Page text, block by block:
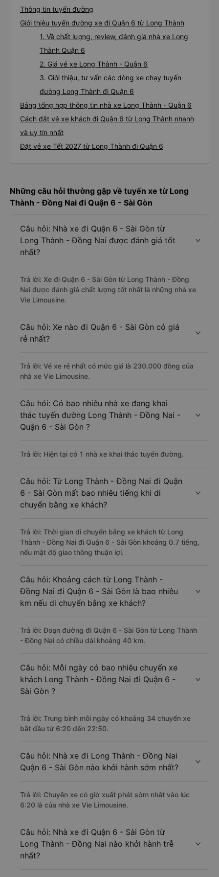
Thông tin tuyến đường
Giới thiệu tuyến đường xe đi Quận 6 từ Long Thành
1. Về chất lượng, review, đánh giá nhà xe Long
Thành Quận 6
2. Giá vé xe Long Thành - Quận 6
3. Giới thiệu, tư vấn các dòng xe chạy tuyến
đường Long Thành đi Quận 6
Bảng tổng hợp thông tin nhà xe Long Thành - Quận 6
Cách đặt vé xe khách đi Quận 6 từ Long Thành nhanh
và uy tín nhất
Đặt vé xe Tết 2027 từ Long Thành đi Quận 6
Những câu hỏi thường gặp về tuyến xe từ Long
Thành - Đồng Nai đi Quận 6 - Sài Gòn
Câu hỏi: Nhà xe đi Quận 6 - Sài Gòn từ
Long Thành - Đồng Nai được đánh giá tốt
nhất?
Trả lời: Xe đi Quận 6 - Sài Gòn từ Long Thành - Đồng
Nai được đánh giá chất lượng tốt nhất là những nhà xe
Vie Limousine.
Câu hỏi: Xe nào đi Quận 6 - Sài Gòn có giá
rẻ nhất?
Trả lời: Vé xe rẻ nhất có mức giá là 230.000 đồng của
nhà xe Vie Limousine.
Câu hỏi: Có bao nhiêu nhà xe đang khai
thác tuyến đường Long Thành - Đồng Nai -
Quận 6 - Sài Gòn ?
Trả lời: Hiện tại có 1 nhà xe khai thác tuyến đường.
Câu hỏi: Từ Long Thành - Đồng Nai đi Quận
6 - Sài Gòn mất bao nhiêu tiếng khi di
chuyển bằng xe khách?
Trả lời: Thời gian di chuyển bằng xe khách từ Long
Thành - Đồng Nai đi Quận 6 - Sài Gòn khoảng 0.7 tiếng,
nếu mật độ giao thông thuận lợi.
Câu hỏi: Khoảng cách từ Long Thành -
Đồng Nai đi Quận 6 - Sài Gòn là bao nhiêu
km nếu di chuyển bằng xe khách?
Trả lời: Đoạn đường đi Quận 6 - Sài Gòn từ Long Thành
- Đồng Nai có chiều dài khoảng 40 km.
Câu hỏi: Mỗi ngày có bao nhiêu chuyến xe
khách Long Thành - Đồng Nai đi Quận 6 -
Sài Gòn ?
Trả lời: Trung bình mỗi ngày có khoảng 34 chuyến xe
bắt đầu từ 6:20 đến 22:50.
Câu hỏi: Nhà xe đi Long Thành - Đồng Nai
Quận 6 - Sài Gòn nào khởi hành sớm nhất?
Trả lời: Chuyến xe có giờ xuất phát sớm nhất vào lúc
6:20 là của nhà xe Vie Limousine.
Câu hỏi: Nhà xe đi Quận 6 - Sài Gòn từ
Long Thành - Đồng Nai nào khởi hành trễ
nhất?